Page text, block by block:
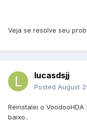
Veja se resolve seu
lucasdsjj
Posted August
Reinstalei o
baixo..